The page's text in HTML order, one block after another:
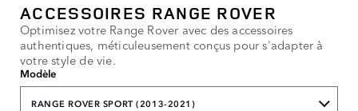
ACCESSOIRES RANGE ROVER
Optimisez votre Range Rover avec des accessoires
authentiques, méticuleusement conçus pour s'adapter à
votre style de vie.
Modèle
RANGE ROVER SPORT (2013-2021)